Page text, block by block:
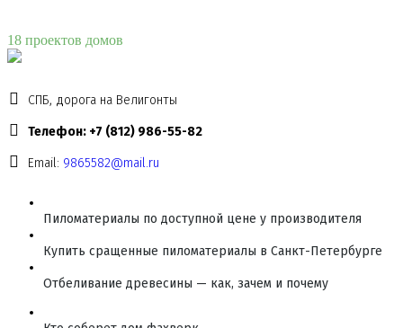
18 проектов домов
СПБ, дорога на Велигонты
Телефон: +7 (812) 986-55-82
Email: 9865582@mail.ru
Пиломатериалы по доступной цене у производителя
Купить сращенные пиломатериалы в Санкт-Петербурге
Отбеливание древесины — как, зачем и почему